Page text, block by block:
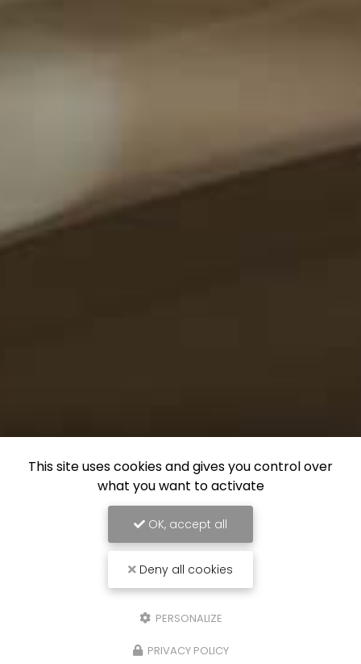
This site uses cookies and gives you control over
what you want to activate
OK, accept all
Deny all cookies
PERSONALIZE
PRIVACY POLICY